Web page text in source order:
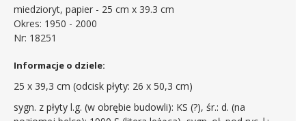
miedzioryt, papier - 25 cm x 39.3 cm
Okres: 1950 - 2000
Nr: 18251
Informacje o dziele:
25 x 39,3 cm (odcisk płyty: 26 x 50,3 cm)
sygn. z płyty l.g. (w obrębie budowli): KS (?), śr.: d. (na